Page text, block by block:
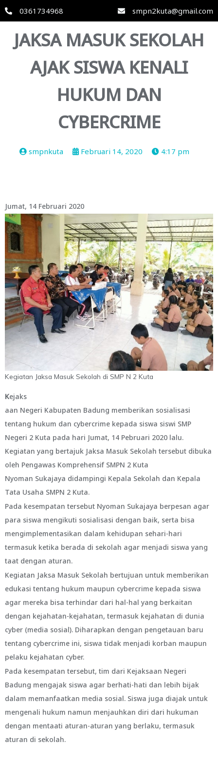
0361734968 smpn2kuta@gmail.com
JAKSA MASUK SEKOLAH
AJAK SISWA KENALI
HUKUM DAN
CYBERCRIME
smpnkuta Februari 14, 2020 4:17 pm
Jumat, 14 Februari 2020
Kegiatan Jaksa Masuk Sekolah di SMP N 2 Kuta
Kejaks
aan Negeri Kabupaten Badung memberikan sosialisasi
tentang hukum dan cybercrime kepada siswa siswi SMP
Negeri 2 Kuta pada hari Jumat, 14 Pebruari 2020 lalu.
Kegiatan yang bertajuk Jaksa Masuk Sekolah tersebut dibuka
oleh Pengawas Komprehensif SMPN 2 Kuta
Nyoman Sukajaya didampingi Kepala Sekolah dan Kepala
Tata Usaha SMPN 2 Kuta.
Pada kesempatan tersebut Nyoman Sukajaya berpesan agar
para siswa mengikuti sosialisasi dengan baik, serta bisa
mengimplementasikan dalam kehidupan sehari-hari
termasuk ketika berada di sekolah agar menjadi siswa yang
taat dengan aturan.
Kegiatan Jaksa Masuk Sekolah bertujuan untuk memberikan
edukasi tentang hukum maupun cybercrime kepada siswa
agar mereka bisa terhindar dari hal-hal yang berkaitan
dengan kejahatan-kejahatan, termasuk kejahatan di dunia
cyber (media sosial). Diharapkan dengan pengetauan baru
tentang cybercrime ini, siswa tidak menjadi korban maupun
pelaku kejahatan cyber.
Pada kesempatan tersebut, tim dari Kejaksaan Negeri
Badung mengajak siswa agar berhati-hati dan lebih bijak
dalam memanfaatkan media sosial. Siswa juga diajak untuk
mengenali hukum namun menjauhkan diri dari hukuman
dengan mentaati aturan-aturan yang berlaku, termasuk
aturan di sekolah.